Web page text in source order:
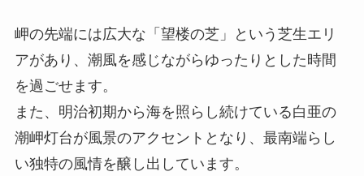
岬の先端には広大な「望楼の芝」という芝生エリ
アがあり、潮風を感じながらゆったりとした時間
を過ごせます。
また、明治初期から海を照らし続けている白亜の
潮岬灯台が風景のアクセントとなり、最南端らし
い独特の風情を醸し出しています。